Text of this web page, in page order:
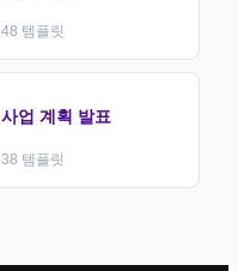
48 템플릿
사업 계획 발표
38 템플릿